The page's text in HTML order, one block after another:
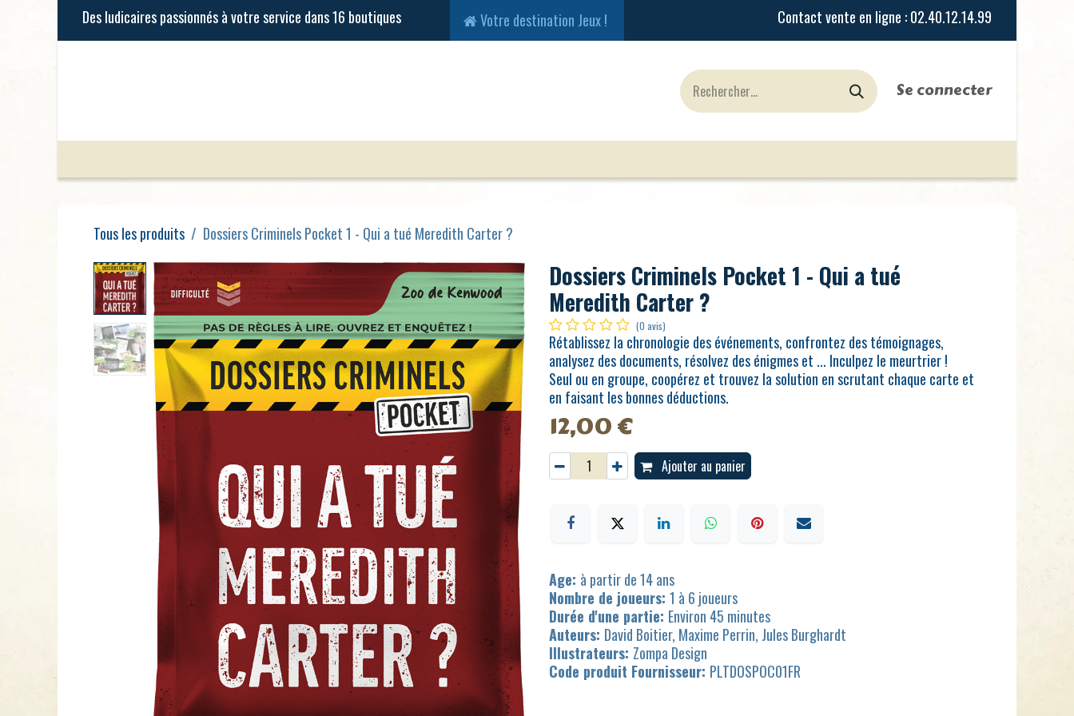
Se rendre au contenu
Votre destination Jeux !
Se connecter
Tous les produits Dossiers Criminels Pocket 1 - Qui a tué Meredith Carter ?
Dossiers Criminels Pocket 1 - Qui a tué
Meredith Carter ?
(0 avis)
Rétablissez la chronologie des événements, confrontez des témoignages,
analysez des documents, résolvez des énigmes et ... Inculpez le meurtrier !
Seul ou en groupe, coopérez et trouvez la solution en scrutant chaque carte et
en faisant les bonnes déductions.
12,00€
Ajouter au panier
Age: à partir de 14 ans
Nombre de joueurs: 1 à 6 joueurs
Durée d'une partie: Environ 45 minutes
Auteurs: David Boitier, Maxime Perrin, Jules Burghardt
Illustrateurs: Zompa Design
Code produit Fournisseur: PLTDOSPOC01FR